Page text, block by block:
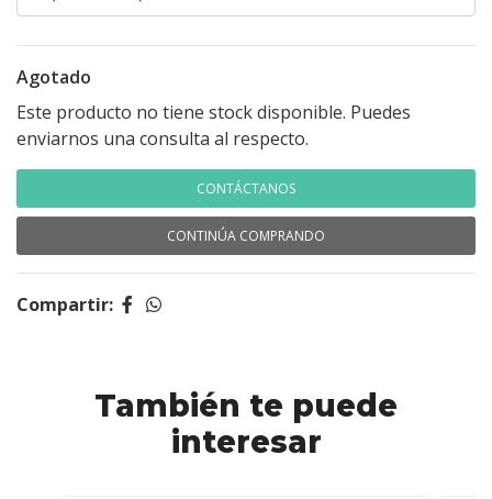
Agotado
Este producto no tiene stock disponible. Puedes
enviarnos una consulta al respecto.
CONTÁCTANOS
CONTINÚA COMPRANDO
Compartir:
También te puede
interesar